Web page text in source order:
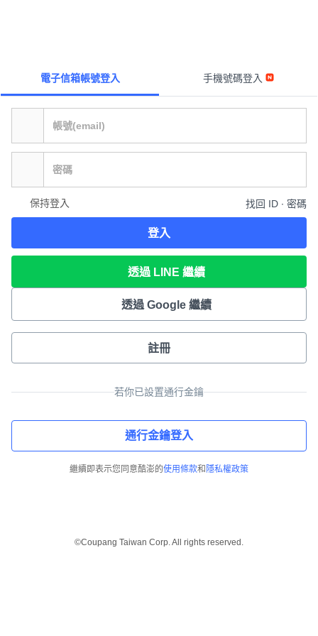
電子信箱帳號登入 手機號碼登入
保持登入 找回 ID ∙ 密碼
登入
透過 LINE 繼續
透過 Google 繼續
註冊
若你已設置通行金鑰
通行金鑰登入
繼續即表示您同意酷澎的使用條款和 隱私權政策
©Coupang Taiwan Corp. All rights reserved.